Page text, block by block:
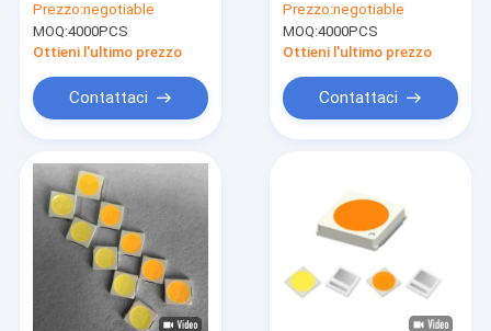
Light
Prezzo:negotiable
MOQ:4000PCS
Ottieni l'ultimo prezzo
Contattaci
di inondazione
dell'alto lume
Prezzo:negotiable
MOQ:4000PCS
Ottieni l'ultimo prezzo
Contattaci